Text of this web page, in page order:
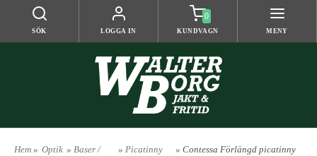
SÖK LOGGA IN
0
KUNDVAGN MENY
Hem » Optik » Baser /
»Picatinny
» Contessa Förlängd picatinny